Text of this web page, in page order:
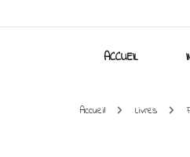
ACCUEIL
Accueil Livres